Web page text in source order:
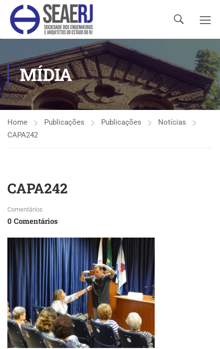
MÍDIA
Home Publicações Publicações
Notícias
CAPA242
CAPA242
Comentários
0 Comentários